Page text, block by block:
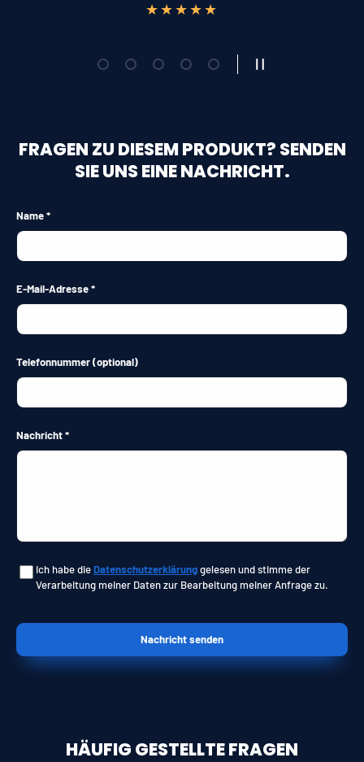
★★★★★
Folie laden 1 von 5
Folie laden 2 von 5
Folie laden 3 von 5
Folie laden 4 von 5
Folie laden 5 von 5Slideshow pausieren
FRAGEN ZU DIESEM PRODUKT? SENDEN
SIE UNS EINE NACHRICHT.
Name
E-Mail-Adresse
Telefonnummer(optional)
Nachricht
Ich habe dieDatenschutzerklärunggelesen und stimme der
Verarbeitung meiner Daten zur Bearbeitung meiner Anfrage zu.
Nachricht senden
HÄUFIG GESTELLTE FRAGEN